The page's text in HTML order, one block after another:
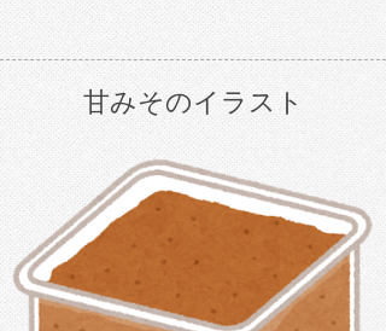
甘みそのイラスト